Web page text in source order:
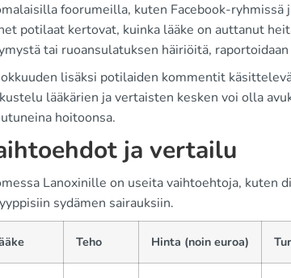
foorumeilla, kuten Facebook-
potilaat kertovat, kuinka lääke on auttanut
tai ruoansulatuksen häiriöitä,
lisäksi potilaiden kommentit
lääkärien ja vertaisten kesken voi olla
hoitoonsa.
ja vertailu
Lanoxinille on useita vaihtoehtoja, kuten
sydämen sairauksiin.
Teho Hinta (noin euroa)